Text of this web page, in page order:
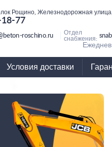
Рощино, Железнодорожная
18-77
roschino.ru
Отдел
снабжения:
Условия доставки